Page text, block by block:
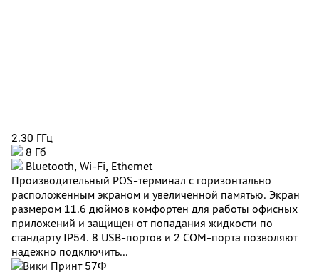
2.30 ГГц
8 Гб
Bluetooth, Wi-Fi, Ethernet
Производительный POS-терминал с горизонтально
расположенным экраном и увеличенной памятью. Экран
размером 11.6 дюймов комфортен для работы офисных
приложений и защищен от попадания жидкости по
стандарту IP54. 8 USB-портов и 2 COM-порта позволяют
надежно подключить...